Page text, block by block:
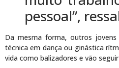
pessoal”,
Da mesma forma, outros
técnica em dança ou ginástica
vida como balizadores e vão